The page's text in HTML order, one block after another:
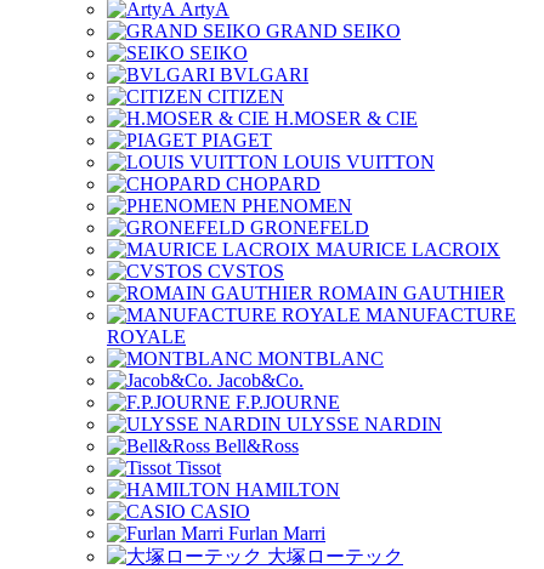
ArtyA
GRAND SEIKO
SEIKO
BVLGARI
CITIZEN
H.MOSER & CIE
PIAGET
LOUIS VUITTON
CHOPARD
PHENOMEN
GRONEFELD
MAURICE LACROIX
CVSTOS
ROMAIN GAUTHIER
MANUFACTURE
ROYALE
MONTBLANC
Jacob&Co.
F.P.JOURNE
ULYSSE NARDIN
Bell&Ross
Tissot
HAMILTON
CASIO
Furlan Marri
大塚ローテック